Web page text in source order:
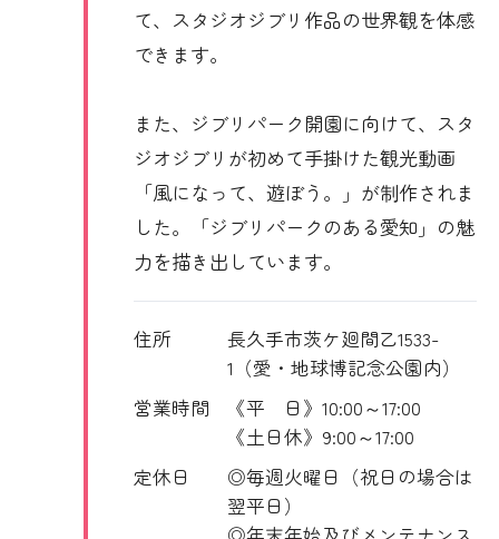
て、スタジオジブリ作品の世界観を体感
できます。
また、ジブリパーク開園に向けて、スタ
ジオジブリが初めて手掛けた観光動画
「風になって、遊ぼう。」が制作されま
した。「ジブリパークのある愛知」の魅
力を描き出しています。
住所
長久手市茨ケ廻間乙1533-
1（愛・地球博記念公園内）
営業時間
《平 日》10:00～17:00
《土日休》9:00～17:00
定休日
◎毎週火曜日（祝日の場合は
翌平日）